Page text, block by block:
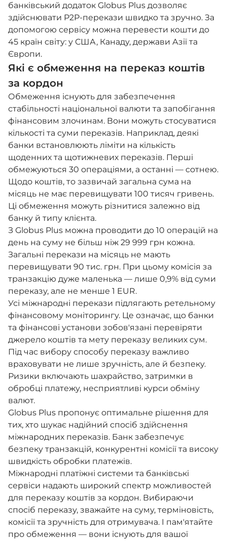
банківський додаток Globus Plus дозволяє
здійснювати P2P-перекази швидко та зручно. За
допомогою сервісу можна перевести кошти до
45 країн світу: у США, Канаду, держави Азії та
Європи.
Які є обмеження на переказ коштів
за кордон
Обмеження існують для забезпечення
стабільності національної валюти та запобігання
фінансовим злочинам. Вони можуть стосуватися
кількості та суми переказів. Наприклад, деякі
банки встановлюють ліміти на кількість
щоденних та щотижневих переказів. Перші
обмежуються 30 операціями, а останні — сотнею.
Щодо коштів, то зазвичай загальна сума на
місяць не має перевищувати 100 тисяч гривень.
Ці обмеження можуть різнитися залежно від
банку й типу клієнта.
З Globus Plus можна проводити до 10 операцій на
день на суму не більш ніж 29 999 грн кожна.
Загальні перекази на місяць не мають
перевищувати 90 тис. грн. При цьому комісія за
транзакцію дуже маленька — лише 0,9% від суми
переказу, але не менше 1 EUR.
Усі міжнародні перекази підлягають ретельному
фінансовому моніторингу. Це означає, що банки
та фінансові установи зобов'язані перевіряти
джерело коштів та мету переказу великих сум.
Під час вибору способу переказу важливо
враховувати не лише зручність, але й безпеку.
Ризики включають шахрайство, затримки в
обробці платежу, несприятливі курси обміну
валют.
Globus Plus пропонує оптимальне рішення для
тих, хто шукає надійний спосіб здійснення
міжнародних переказів. Банк забезпечує
безпеку транзакцій, конкурентні комісії та високу
швидкість обробки платежів.
Міжнародні платіжні системи та банківські
сервіси надають широкий спектр можливостей
для переказу коштів за кордон. Вибираючи
спосіб переказу, зважайте на суму, терміновість,
комісії та зручність для отримувача. І пам'ятайте
про обмеження — вони існують для вашої